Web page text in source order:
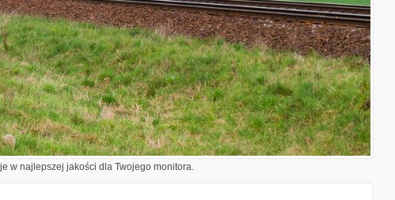
w najlepszej jakości dla Twojego monitora.